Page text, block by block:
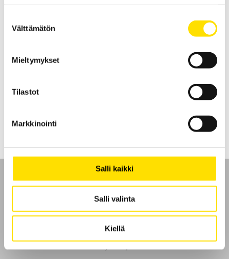
valinta
Välttämätön
Mieltymykset
Tilastot
Markkinointi
Salli kaikki
Salli valinta
Kiellä
MTX ASYC IV yleismittarit kaksoisnäytöllä
Etusivu
Ota yhteyttä